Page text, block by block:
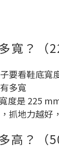
寬？（
要看鞋底寬
多寬
度是 225
抓地力越好
高？（